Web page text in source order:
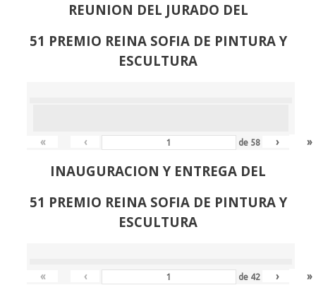
REUNION DEL JURADO DEL
51 PREMIO REINA SOFIA DE PINTURA Y
ESCULTURA
« ‹ de 58 › »
INAUGURACION Y ENTREGA DEL
51 PREMIO REINA SOFIA DE PINTURA Y
ESCULTURA
« ‹ de 42 › »